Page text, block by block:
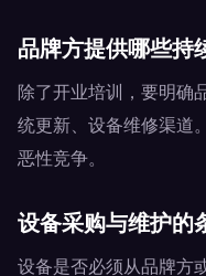
品牌方提供哪些持
除了开业培训，要明确
统更新、设备维修渠道
恶性竞争。
设备采购与维护的
设备是否必须从品牌方